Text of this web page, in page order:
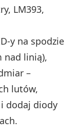
LM393,
na spodzie
nad linią),
–
lutów,
i dodaj diody